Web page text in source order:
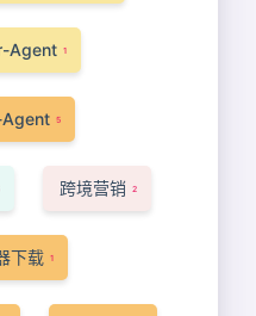
Agent 1
5
跨境营销 2
下载 1